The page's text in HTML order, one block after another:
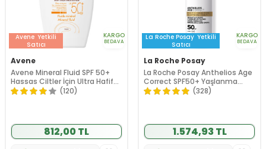
Avene Yetkili
Satıcı
KARGO
BEDAVA
Avene
Avene Mineral Fluid SPF 50+
Hassas Ciltler İçin Ultra Hafif
Güneş Kremi 40 ml
(120)
812,00 TL
La Roche Posay Yetkili
Satıcı
KARGO
BEDAVA
La Roche Posay
La Roche Posay Anthelios Age
Correct SPF50+ Yaşlanma
Karşıtı Yüz Güneş Kremi 50 ml
(328)
1.574,93 TL